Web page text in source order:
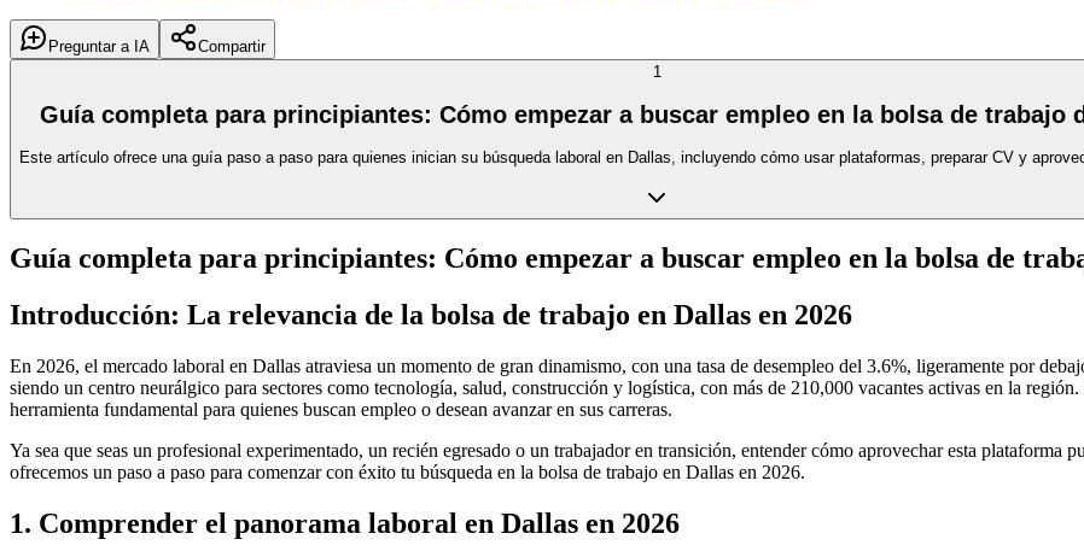
Preguntar a IA
Compartir
1
Guía completa para principiantes: Cómo empezar a buscar empleo en la bolsa de trabajo
Este artículo ofrece una guía paso a paso para quienes inician su búsqueda laboral en Dallas, incluyendo cómo usar plataformas, preparar CV y
Guía completa para principiantes: Cómo empezar a buscar empleo en la bolsa de
Introducción: La relevancia de la bolsa de trabajo en Dallas en 2026
En 2026, el mercado laboral en Dallas atraviesa un momento de gran dinamismo, con una tasa de desempleo del 3.6%, ligeramente por
siendo un centro neurálgico para sectores como tecnología, salud, construcción y logística, con más de 210,000 vacantes activas en la
herramienta fundamental para quienes buscan empleo o desean avanzar en sus carreras.
Ya sea que seas un profesional experimentado, un recién egresado o un trabajador en transición, entender cómo aprovechar esta plataforma
ofrecemos un paso a paso para comenzar con éxito tu búsqueda en la bolsa de trabajo en Dallas en 2026.
1. Comprender el panorama laboral en Dallas en 2026